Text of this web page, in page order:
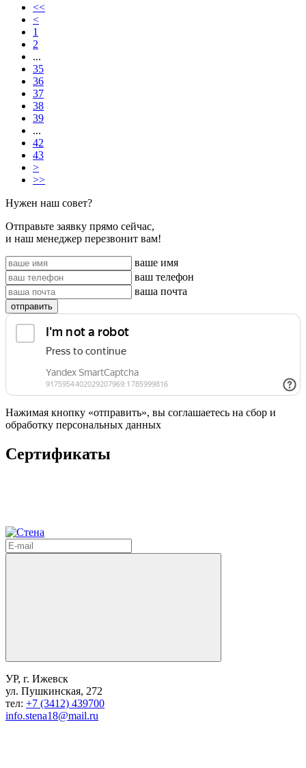
<<
<
1
2
...
35
36
37
38
39
...
42
43
>
>>
Нужен наш совет?
Отправьте заявку прямо сейчас,
и наш менеджер перезвонит вам!
ваше имя
ваш телефон
ваша почта
отправить
Нажимая кнопку «отправить», вы соглашаетесь на сбор и
обработку персональных данных
Сертификаты
УР, г. Ижевск
ул. Пушкинская, 272
тел: +7 (3412) 439700
info.stena18@mail.ru